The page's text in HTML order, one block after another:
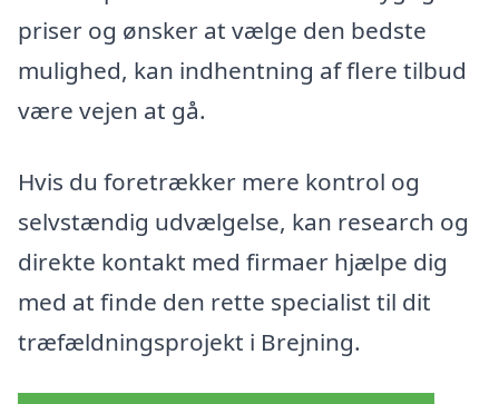
priser og ønsker at vælge den bedste
mulighed, kan indhentning af flere tilbud
være vejen at gå.
Hvis du foretrækker mere kontrol og
selvstændig udvælgelse, kan research og
direkte kontakt med firmaer hjælpe dig
med at finde den rette specialist til dit
træfældningsprojekt i Brejning.